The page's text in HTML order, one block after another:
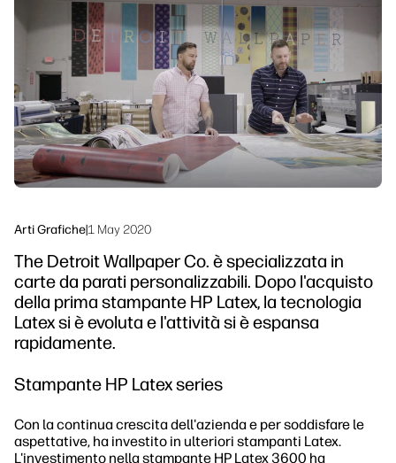
Soluzioni di flusso di lavoro
Sostenibilità
Arti Grafiche|1 May 2020
The Detroit Wallpaper Co. è specializzata in
carte da parati personalizzabili. Dopo l'acquisto
della prima stampante HP Latex, la tecnologia
Latex si è evoluta e l'attività si è espansa
rapidamente.
Stampante HP Latex series
Con la continua crescita dell'azienda e per soddisfare le
aspettative, ha investito in ulteriori stampanti Latex.
L'investimento nella stampante HP Latex 3600 ha